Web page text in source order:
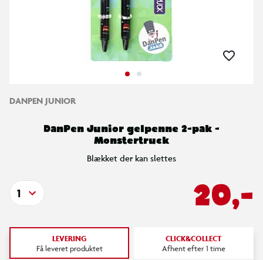
DANPEN JUNIOR
DanPen Junior gelpenne 2-pak -
Monstertruck
Blækket der kan slettes
20,-
1
LEVERING
Få leveret produktet
CLICK&COLLECT
Afhent efter 1 time